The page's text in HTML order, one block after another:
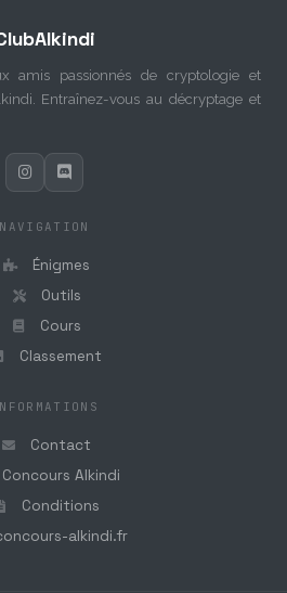
amis passionnés de cryptologie et
Entraînez-vous au décryptage et
NAVIGATION
Énigmes
Outils
Cours
Classement
Contact
Concours Alkindi
Conditions
alkindi.fr